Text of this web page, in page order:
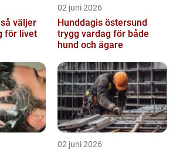
för livet
02 juni 2026
Hunddagis östersund
trygg vardag för både
hund och ägare
02 juni 2026